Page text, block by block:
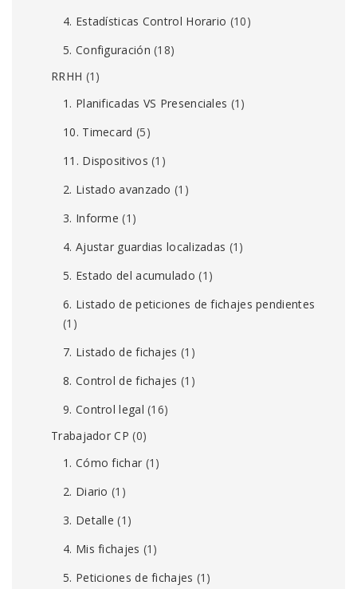
4. Estadísticas Control Horario (10)
5. Configuración (18)
RRHH (1)
1. Planificadas VS Presenciales (1)
10. Timecard (5)
11. Dispositivos (1)
2. Listado avanzado (1)
3. Informe (1)
4. Ajustar guardias localizadas (1)
5. Estado del acumulado (1)
6. Listado de peticiones de fichajes pendientes
(1)
7. Listado de fichajes (1)
8. Control de fichajes (1)
9. Control legal (16)
Trabajador CP (0)
1. Cómo fichar (1)
2. Diario (1)
3. Detalle (1)
4. Mis fichajes (1)
5. Peticiones de fichajes (1)